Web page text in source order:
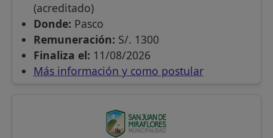
(acreditado)
Donde: Pasco
Remuneración: S/. 1300
Finaliza el: 11/08/2026
Más información y como postular